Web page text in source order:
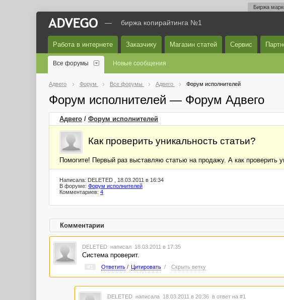
Биржа
— биржа копирайтинга №1
Работа в интернете Заказчику Магазин статей Сервис
Все форумы Новые сообщения
Адвего Форум Все форумы Адвего Форум исполнителей
Форум исполнителей — Форум Адвего
Адвего / Форум исполнителей
Как проверить уникальность статьи?
Помогите! Первый раз выставляю статью на продажу. А как проверить
Написала: DELETED , 18.03.2011 в 16:34
В форуме: Форум исполнителей
Комментариев: 4
Комментарии
DELETED написал 18.03.2011 в 17:35
Система проверит.
Ответить/ Цитировать / Скрыть ветку
DELETED написала 18.03.2011 в 20:36 в ответ на #1